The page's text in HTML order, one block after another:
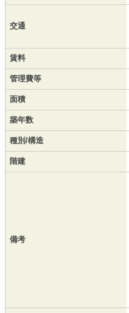
交通
賃料
管理費等
面積
築年数
種別/構造
階建
備考